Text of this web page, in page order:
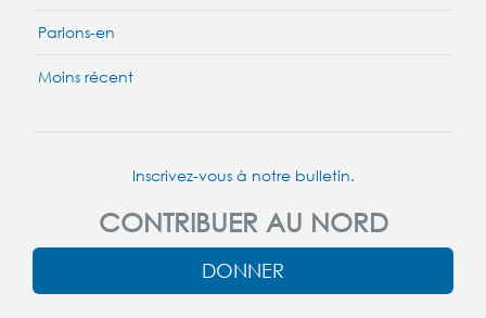
Parlons-en
Moins récent
Inscrivez-vous à notre bulletin.
CONTRIBUER AU NORD
DONNER